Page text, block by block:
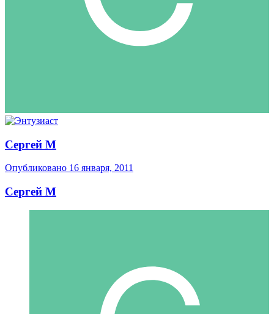
Сергей М
Опубликовано 16 января, 2011
Сергей М